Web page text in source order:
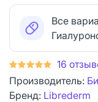
Все
16
Производитель:
Бренд: Librederm